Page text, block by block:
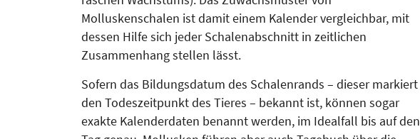
Molluskenschalen ist damit einem Kalender vergleichbar, mit
dessen Hilfe sich jeder Schalenabschnitt in zeitlichen
Zusammenhang stellen lässt.
Sofern das Bildungsdatum des Schalenrands – dieser markiert
den Todeszeitpunkt des Tieres – bekannt ist, können sogar
exakte Kalenderdaten benannt werden, im Idealfall bis auf den